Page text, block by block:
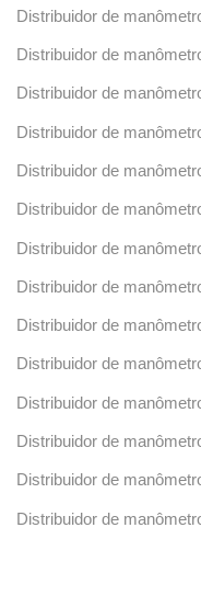
Distribuidor de
Distribuidor de
Distribuidor de
Distribuidor de
Distribuidor de
Distribuidor de
Distribuidor de
Distribuidor de
Distribuidor de
Distribuidor de
Distribuidor de
Distribuidor de
Distribuidor de
Distribuidor de